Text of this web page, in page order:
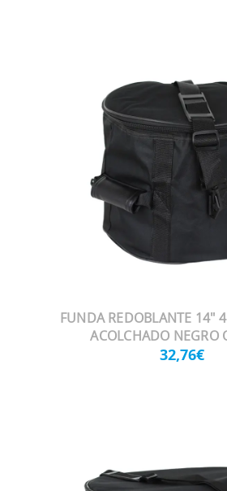
FUNDA REDOBLANTE 14"
ACOLCHADO NEGRO
32,76€